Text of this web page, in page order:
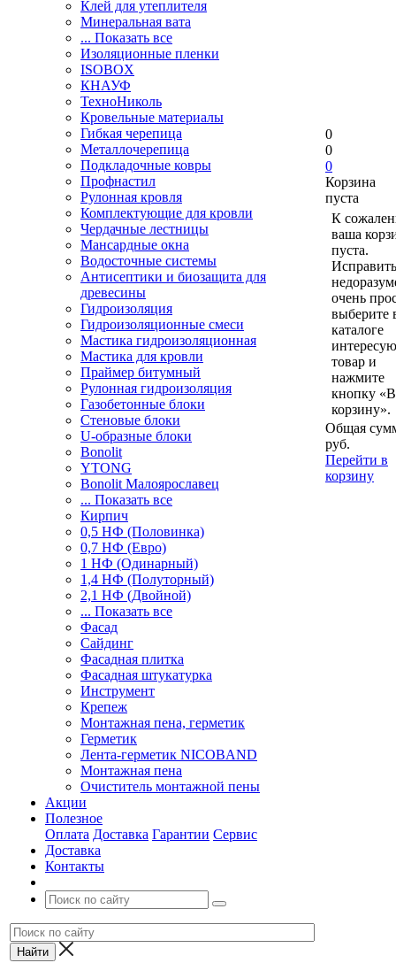
Клей для утеплителя
Минеральная вата
... Показать все
Изоляционные пленки
ISOBOX
КНАУФ
ТехноНиколь
Кровельные материалы
Гибкая черепица
Металлочерепица
Подкладочные ковры
Профнастил
Рулонная кровля
Комплектующие для кровли
Чердачные лестницы
Мансардные окна
Водосточные системы
Антисептики и биозащита для
древесины
Гидроизоляция
Гидроизоляционные смеси
Мастика гидроизоляционная
Мастика для кровли
Праймер битумный
Рулонная гидроизоляция
Газобетонные блоки
Стеновые блоки
U-образные блоки
Bonolit
YTONG
Bonolit Малоярославец
... Показать все
Кирпич
0,5 НФ (Половинка)
0,7 НФ (Евро)
1 НФ (Одинарный)
1,4 НФ (Полуторный)
2,1 НФ (Двойной)
... Показать все
Фасад
Сайдинг
Фасадная плитка
Фасадная штукатурка
Инструмент
Крепеж
Монтажная пена, герметик
Герметик
Лента-герметик NICOBAND
Монтажная пена
Очиститель монтажной пены
Акции
Полезное
Оплата Доставка Гарантии Сервис
Доставка
Контакты
0
0
0
Корзина
пуста
К
ваша
пуста.
очень
выберите
каталоге
товар и
нажмите
кнопку «В
корзину».
Общая
руб.
Перейти в
корзину